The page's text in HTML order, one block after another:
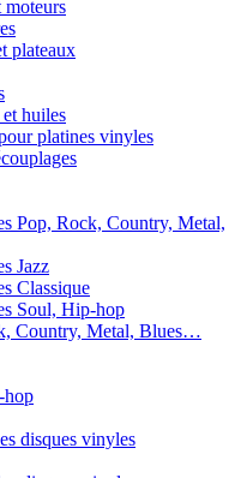
plateaux
huiles
platines vinyles
Pop, Rock, Country, Metal,
Jazz
Classique
Soul, Hip-hop
Country, Metal, Blues…
hop
disques vinyles